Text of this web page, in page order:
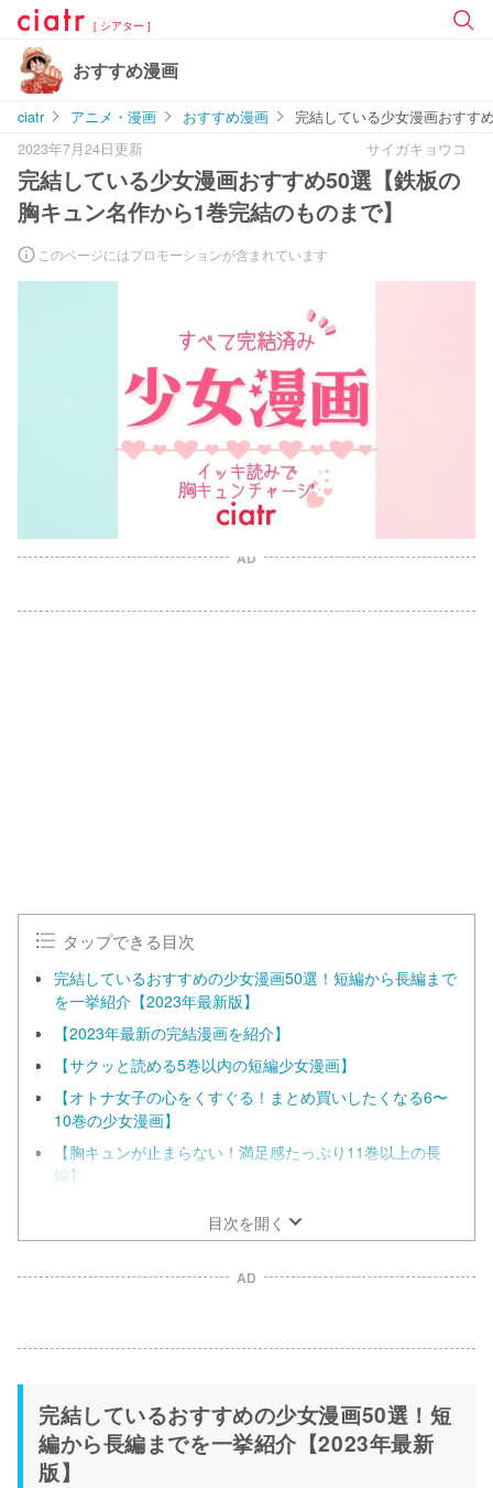
[ シアター ]
おすすめ漫画
ciatr アニメ・漫画 おすすめ漫画
完結している少女漫画おすす
2023年7月24日更新
サイガキョウコ
完結している少女漫画おすすめ50選【鉄板の
胸キュン名作から1巻完結のものまで】
このページにはプロモーションが含まれています
AD
タップできる目次
完結しているおすすめの少女漫画50選！短編から長編まで
を一挙紹介【2023年最新版】
【2023年最新の完結漫画を紹介】
【サクッと読める5巻以内の短編少女漫画】
【オトナ女子の心をくすぐる！まとめ買いしたくなる6〜
10巻の少女漫画】
【胸キュンが止まらない！満足感たっぷり11巻以上の長
編】
目次を開く
AD
完結しているおすすめの少女漫画50選！短
編から長編までを一挙紹介【2023年最新
版】